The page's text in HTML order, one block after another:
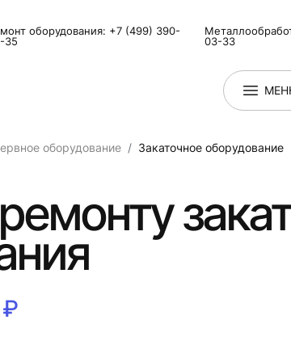
оборудования: +7 (499) 390-
35
03-33
оборудование Закаточное оборудование
₽